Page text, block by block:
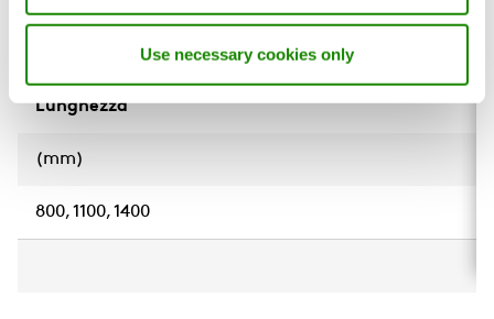
Use necessary cookies only
Lunghezza
(mm)
800, 1100, 1400